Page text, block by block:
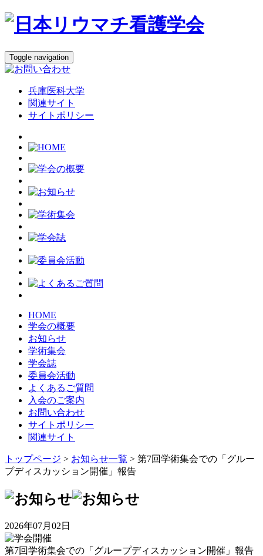
Toggle navigation
兵庫医科大学
関連サイト
サイトポリシー
HOME
学会の概要
お知らせ
学術集会
学会誌
委員会活動
よくあるご質問
入会のご案内
お問い合わせ
サイトポリシー
関連サイト
トップページ > お知らせ一覧 > 第7回学術集会での「グルー
プディスカッション開催」報告
2026年07月02日
第7回学術集会での「グループディスカッション開催」報告